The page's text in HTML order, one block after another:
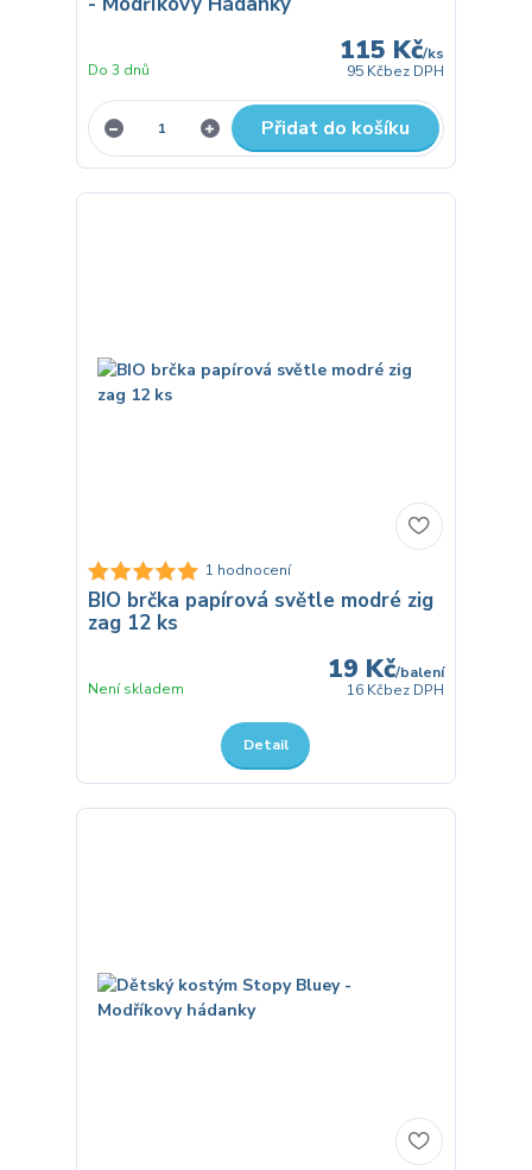
115 Kč/ks
95 Kčbez DPH
Do 3 dnů
Přidat do košíku
1 hodnocení
BIO brčka papírová světle modré zig
zag 12 ks
19 Kč/balení
16 Kčbez DPH
Není skladem
Detail